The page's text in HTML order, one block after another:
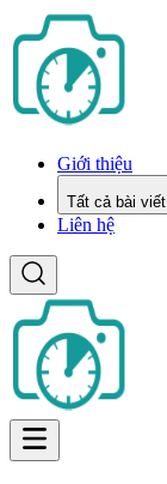
Giới thiệu
Tất cả bài viết
Liên hệ